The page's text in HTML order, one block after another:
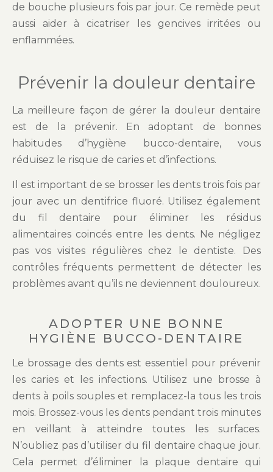
de bouche plusieurs fois par jour. Ce remède peut
aussi aider à cicatriser les gencives irritées ou
enflammées.
Prévenir la douleur dentaire
La meilleure façon de gérer la douleur dentaire
est de la prévenir. En adoptant de bonnes
habitudes d’hygiène bucco-dentaire, vous
réduisez le risque de caries et d’infections.
Il est important de se brosser les dents trois fois par
jour avec un dentifrice fluoré. Utilisez également
du fil dentaire pour éliminer les résidus
alimentaires coincés entre les dents. Ne négligez
pas vos visites régulières chez le dentiste. Des
contrôles fréquents permettent de détecter les
problèmes avant qu’ils ne deviennent douloureux.
ADOPTER UNE BONNE
HYGIÈNE BUCCO-DENTAIRE
Le brossage des dents est essentiel pour prévenir
les caries et les infections. Utilisez une brosse à
dents à poils souples et remplacez-la tous les trois
mois. Brossez-vous les dents pendant trois minutes
en veillant à atteindre toutes les surfaces.
N’oubliez pas d’utiliser du fil dentaire chaque jour.
Cela permet d’éliminer la plaque dentaire qui